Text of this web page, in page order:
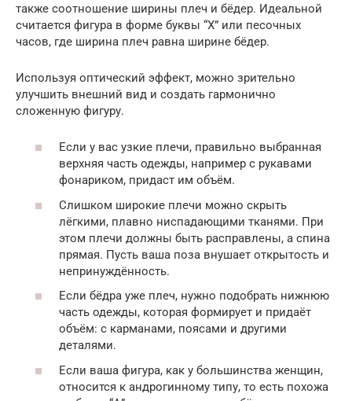
также соотношение ширины плеч и бёдер. Идеальной
считается фигура в форме буквы “X” или песочных
часов, где ширина плеч равна ширине бёдер.
Используя оптический эффект, можно зрительно
улучшить внешний вид и создать гармонично
сложенную фигуру.
Если у вас узкие плечи, правильно выбранная
верхняя часть одежды, например с рукавами
фонариком, придаст им объём.
Слишком широкие плечи можно скрыть
лёгкими, плавно ниспадающими тканями. При
этом плечи должны быть расправлены, а спина
прямая. Пусть ваша поза внушает открытость и
непринуждённость.
Если бёдра уже плеч, нужно подобрать нижнюю
часть одежды, которая формирует и придаёт
объём: с карманами, поясами и другими
деталями.
Если ваша фигура, как у большинства женщин,
относится к андрогинному типу, то есть похожа